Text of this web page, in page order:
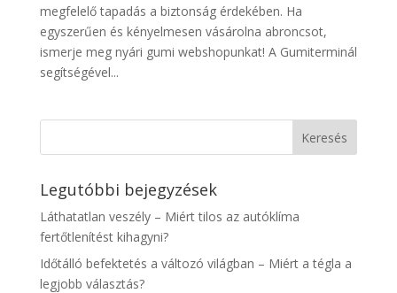
megfelelő tapadás a biztonság érdekében. Ha
egyszerűen és kényelmesen vásárolna abroncsot,
ismerje meg nyári gumi webshopunkat! A Gumiterminál
segítségével...
Legutóbbi bejegyzések
Láthatatlan veszély – Miért tilos az autóklíma
fertőtlenítést kihagyni?
Időtálló befektetés a változó világban – Miért a tégla a
legjobb választás?